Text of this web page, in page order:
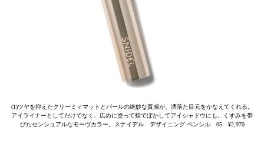
(1)ツヤを抑えたクリーミィマットとパールの絶妙な質感が、洒落た目元をかなえてくれる。
アイライナーとしてだけでなく、広めに塗って指でぼかしてアイシャドウにも。くすみを帯
びたセンシュアルなモーヴカラー。スナイデル デザイニング ペンシル 05 ¥2,970